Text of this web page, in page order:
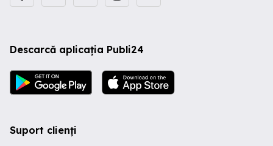
Descarcă aplicația Publi24
Suport clienți